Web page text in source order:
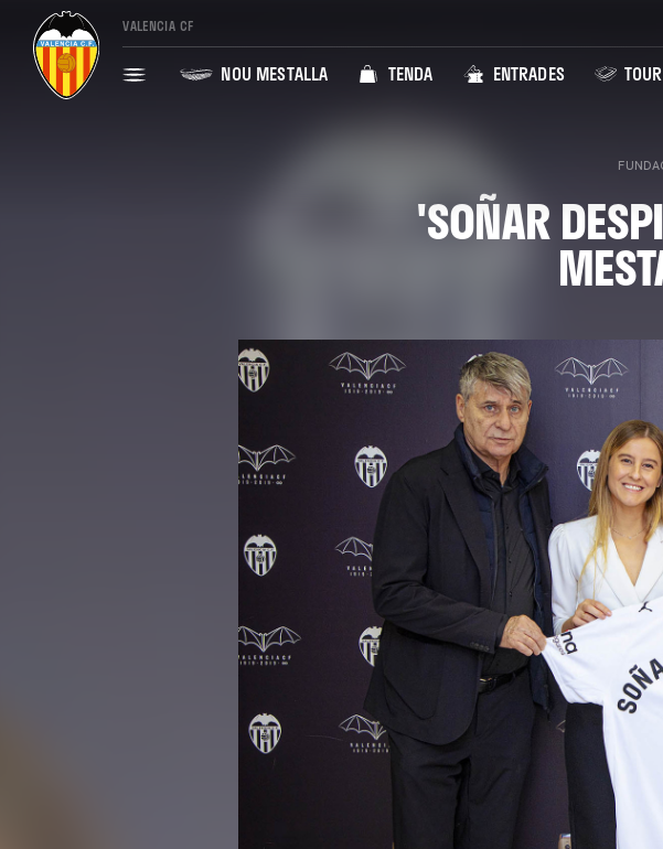
VALENCIA CF
NOU MESTALLA TENDA ENTRADES
'SOÑAR